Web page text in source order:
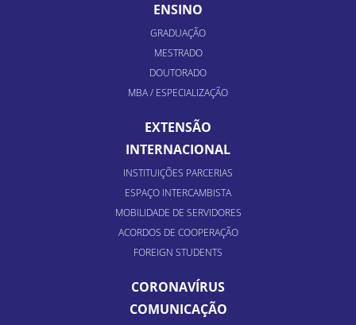
ENSINO
GRADUAÇÃO
MESTRADO
DOUTORADO
MBA / ESPECIALIZAÇÃO
EXTENSÃO
INTERNACIONAL
INSTITUIÇÕES PARCERIAS
ESPAÇO INTERCAMBISTA
MOBILIDADE DE SERVIDORES
ACORDOS DE COOPERAÇÃO
FOREIGN STUDENTS
CORONAVÍRUS
COMUNICAÇÃO